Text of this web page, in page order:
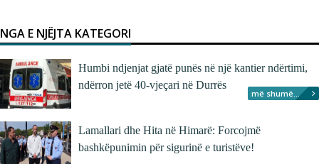
NGA E NJËJTA KATEGORI
Humbi ndjenjat gjatë punës në një kantier ndërtimi,
ndërron jetë 40-vjeçari në Durrës
më shumë...
Lamallari dhe Hita në Himarë: Forcojmë
bashkëpunimin për sigurinë e turistëve!